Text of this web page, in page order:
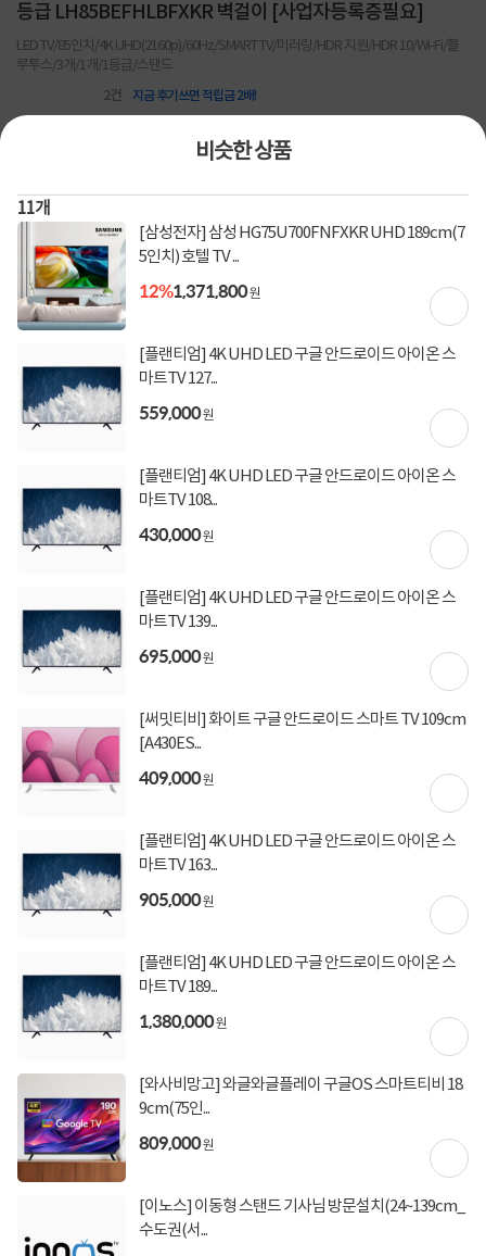
비슷한 상품
11개
[삼성전자] 삼성 HG75U700FNFXKR UHD 189cm(7
5인치) 호텔 TV ...
12%1,371,800원
[플랜티엄] 4K UHD LED 구글 안드로이드 아이온 스
마트TV 127...
559,000원
[플랜티엄] 4K UHD LED 구글 안드로이드 아이온 스
마트TV 108...
430,000원
[플랜티엄] 4K UHD LED 구글 안드로이드 아이온 스
마트TV 139...
695,000원
[써밋티비] 화이트 구글 안드로이드 스마트 TV 109cm
[A430ES...
409,000원
[플랜티엄] 4K UHD LED 구글 안드로이드 아이온 스
마트TV 163...
905,000원
[플랜티엄] 4K UHD LED 구글 안드로이드 아이온 스
마트TV 189...
1,380,000원
[와사비망고] 와글와글플레이 구글OS 스마트티비 18
9cm(75인...
809,000원
[이노스] 이동형 스탠드 기사님 방문설치(24~139cm_
수도권(서...
등급 LH85BEFHLBFXKR 벽걸이 [사업자등록증필요]
LED TV/85인치/4K UHD(2160p)/60Hz/SMART TV/미러링/HDR 지원/HDR 10/Wi-Fi/블
루투스/3개/1개/1등급/스탠드
2건 지금 후기쓰면 적립금 2배!
2,320,000
할인혜택
[토스페이 X 계좌이체] 50,000원 즉시할인
(1,000,000원 이상 결제 시)
[국민카드] 50,000원 즉시할인 (1,000,000원 이상
결제 시)
[토스페이 X 농협카드] 5% 즉시할인 (800,000원 이
[토스페이 X 현대카드] 5% 즉시할인 (800,000원 이
상 결제 시)
무이자 할부혜택
결제혜택
12월 31일
배송정보
무료배송
상세정보